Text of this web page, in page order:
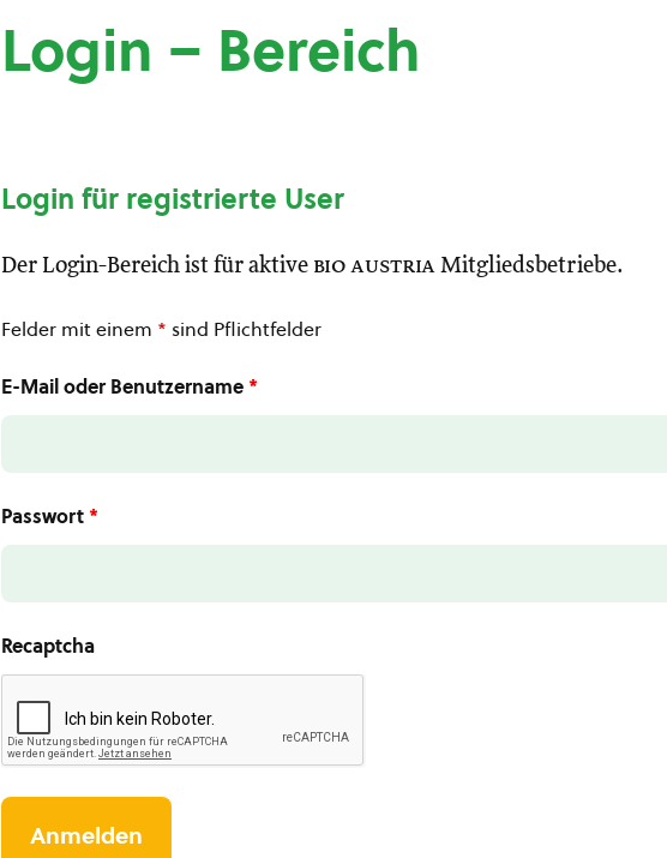
Login – Bereich
Login für registrierte User
Der Login-Bereich ist für aktive bio austria Mitgliedsbetriebe.
Felder mit einem * sind Pflichtfelder
E-Mail oder Benutzername *
Passwort *
Recaptcha